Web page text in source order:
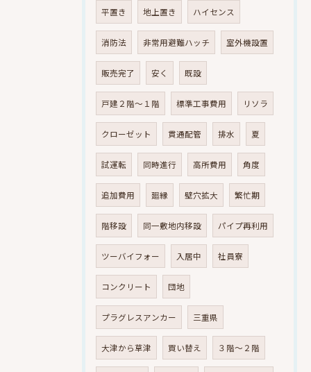
平置き 地上置き ハイセンス
消防法 非常用避難ハッチ 室外機設置
販売完了 安く 既設
戸建２階～１階 標準工事費用 リソラ
クローゼット 貫通配管 排水 夏
試運転 同時進行 高所費用 角度
追加費用 廻縁 壁穴拡大 繁忙期
階移設 同一敷地内移設 パイプ再利用
ツーバイフォー 入居中 社員寮
コンクリート 団地
プラグレスアンカー 三重県
大津から草津 買い替え ３階～２階